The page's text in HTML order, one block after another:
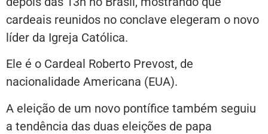
cardeais reunidos no conclave elegeram o novo
líder da Igreja Católica.
Ele é o Cardeal Roberto Prevost, de
nacionalidade Americana (EUA).
A eleição de um novo pontífice também seguiu
a tendência das duas eleições de papa